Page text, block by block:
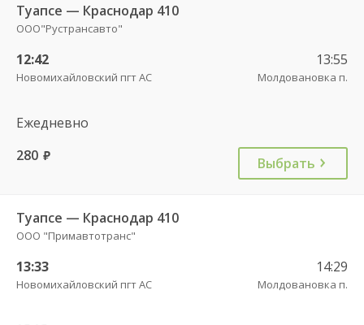
Туапсе — Краснодар 410
ООО"Рустрансавто"
12:42
Новомихайловский пгт АС
13:55
Молдовановка п.
Ежедневно
280 руб. Выбрать
Туапсе — Краснодар 410
ООО "Примавтотранс"
13:33
Новомихайловский пгт АС
14:29
Молдовановка п.